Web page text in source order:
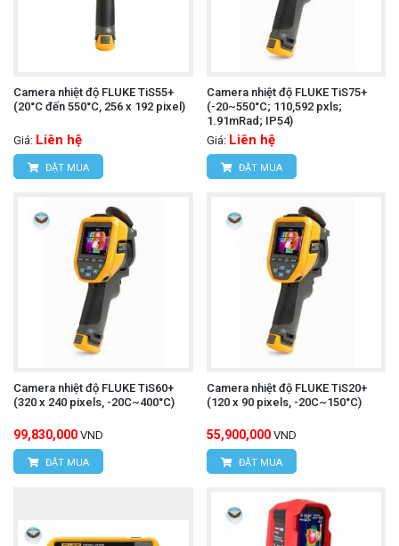
Camera nhiệt độ FLUKE TiS55+
(20°C đến 550°C, 256 x 192 pixel)
Giá: Liên hệ
ĐẶT MUA
Camera nhiệt độ FLUKE TiS75+
(-20~550°C; 110,592 pxls;
1.91mRad; IP54)
Giá: Liên hệ
ĐẶT MUA
Camera nhiệt độ FLUKE TiS60+
(320 x 240 pixels, -20C~400°C)
99,830,000 VND
ĐẶT MUA
Camera nhiệt độ FLUKE TiS20+
(120 x 90 pixels, -20C~150°C)
55,900,000 VND
ĐẶT MUA